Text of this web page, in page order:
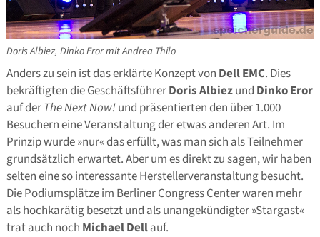
Doris Albiez, Dinko Eror mit Andrea Thilo
Anders zu sein ist das erklärte Konzept von Dell EMC. Dies
bekräftigten die GeschäftsführerDoris Albiezund Dinko Eror
auf derThe Next Now!und präsentierten den über 1.000
Besuchern eine Veranstaltung der etwas anderen Art. Im
Prinzip wurde »nur« das erfüllt, was man sich als Teilnehmer
grundsätzlich erwartet. Aber um es direkt zu sagen, wir haben
selten eine so interessante Herstellerveranstaltung besucht.
Die Podiumsplätze im Berliner Congress Center waren mehr
als hochkarätig besetzt und als unangekündigter »Stargast«
trat auch noch Michael Dellauf.